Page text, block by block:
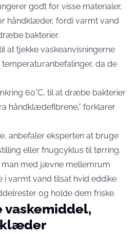
godt for visse materialer,
håndklæder, fordi varmt vand
bakterier.
at tjekke vaskeanvisningerne
da de
60°C, til at dræbe bakterier
håndklædefibrene,” forklarer
anbefaler eksperten at bruge
eller fnugcyklus til tørring.
man med jævne mellemrum
varmt vand tilsat hvid eddike
og holde dem friske.
vaskemiddel,